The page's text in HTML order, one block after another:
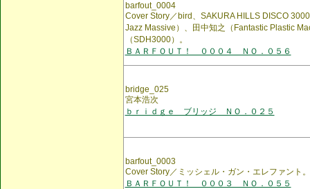
barfout_0004
Cover Story／bird、SAKURA HILLS DISCO
Jazz Massive）、田中知之（Fantastic Plastic
（SDH3000）。
ＢＡＲＦＯＵＴ！ ０００４ ＮＯ．０５６
bridge_025
宮本浩次
ｂｒｉｄｇｅ ブリッジ ＮＯ．０２５
barfout_0003
Cover Story／ミッシェル・ガン・エレファント。
ＢＡＲＦＯＵＴ！ ０００３ ＮＯ．０５５